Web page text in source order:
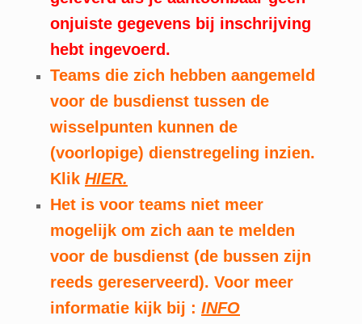
onjuiste gegevens bij inschrijving
hebt ingevoerd.
Teams die zich hebben aangemeld
voor de busdienst tussen de
wisselpunten kunnen de
(voorlopige) dienstregeling inzien.
Klik HIER.
Het is voor teams niet meer
mogelijk om zich aan te melden
voor de busdienst (de bussen zijn
reeds gereserveerd). Voor meer
informatie kijk bij : INFO